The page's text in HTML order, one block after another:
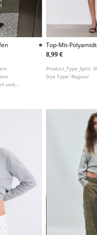
und
Patte vorne.
Top-Mit-
8,99 €
Product_Type_Split:
Size Type: Regular